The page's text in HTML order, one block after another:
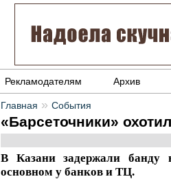
Рекламодателям Архив
Главная » События
«Барсеточники»
В Казани задержали банду
основном у банков и ТЦ.